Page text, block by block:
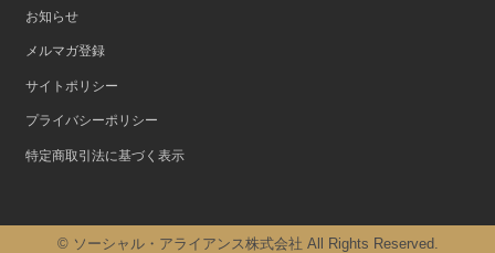
お知らせ
メルマガ登録
サイトポリシー
プライバシーポリシー
特定商取引法に基づく表示
© ソーシャル・アライアンス株式会社 All Rights Reserved.